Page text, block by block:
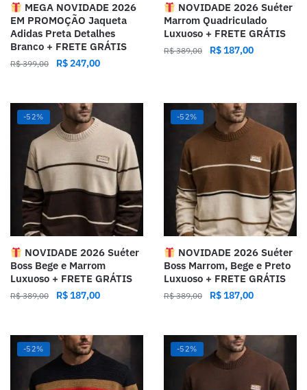
MEGA NOVIDADE 2026
EM PROMOÇÃO Jaqueta
Adidas Preta Detalhes
Branco + FRETE GRÁTIS
R$399,00 R$247,00
NOVIDADE 2026 Suéter
Marrom Quadriculado
Luxuoso + FRETE GRÁTIS
R$389,00 R$187,00
-52%
NOVIDADE 2026 Suéter
Boss Bege e Marrom
Luxuoso + FRETE GRÁTIS
R$389,00 R$187,00
-52%
NOVIDADE 2026 Suéter
Boss Marrom, Bege e Preto
Luxuoso + FRETE GRÁTIS
R$389,00 R$187,00
-52% -52%